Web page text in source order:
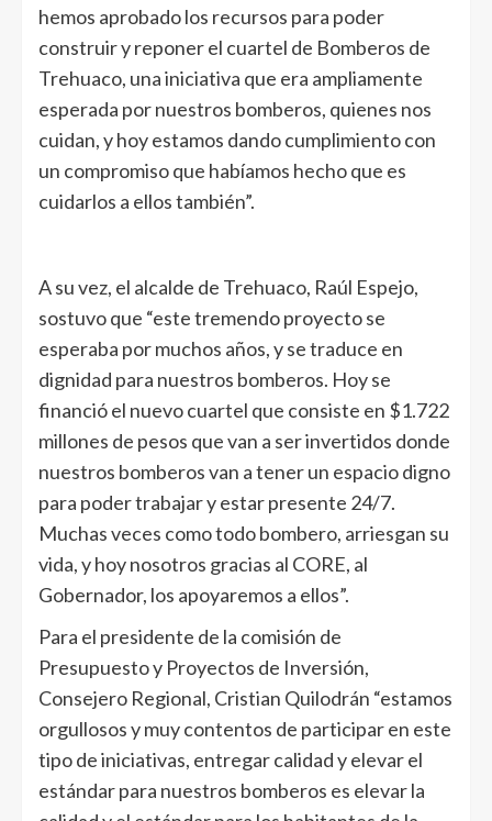
hemos aprobado los recursos para poder
construir y reponer el cuartel de Bomberos de
Trehuaco, una iniciativa que era ampliamente
esperada por nuestros bomberos, quienes nos
cuidan, y hoy estamos dando cumplimiento con
un compromiso que habíamos hecho que es
cuidarlos a ellos también”.
A su vez, el alcalde de Trehuaco, Raúl Espejo,
sostuvo que “este tremendo proyecto se
esperaba por muchos años, y se traduce en
dignidad para nuestros bomberos. Hoy se
financió el nuevo cuartel que consiste en $1.722
millones de pesos que van a ser invertidos donde
nuestros bomberos van a tener un espacio digno
para poder trabajar y estar presente 24/7.
Muchas veces como todo bombero, arriesgan su
vida, y hoy nosotros gracias al CORE, al
Gobernador, los apoyaremos a ellos”.
Para el presidente de la comisión de
Presupuesto y Proyectos de Inversión,
Consejero Regional, Cristian Quilodrán “estamos
orgullosos y muy contentos de participar en este
tipo de iniciativas, entregar calidad y elevar el
estándar para nuestros bomberos es elevar la